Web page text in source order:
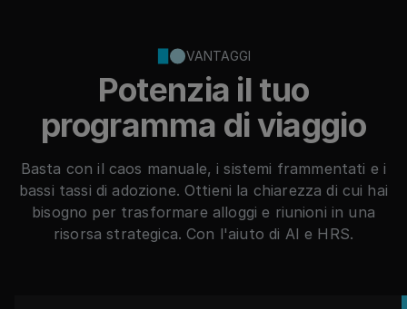
VANTAGGI
Potenzia il tuo
programma di viaggio
Basta con il caos manuale, i sistemi frammentati e i
bassi tassi di adozione. Ottieni la chiarezza di cui hai
bisogno per trasformare alloggi e riunioni in una
risorsa strategica. Con l'aiuto di AI e HRS.